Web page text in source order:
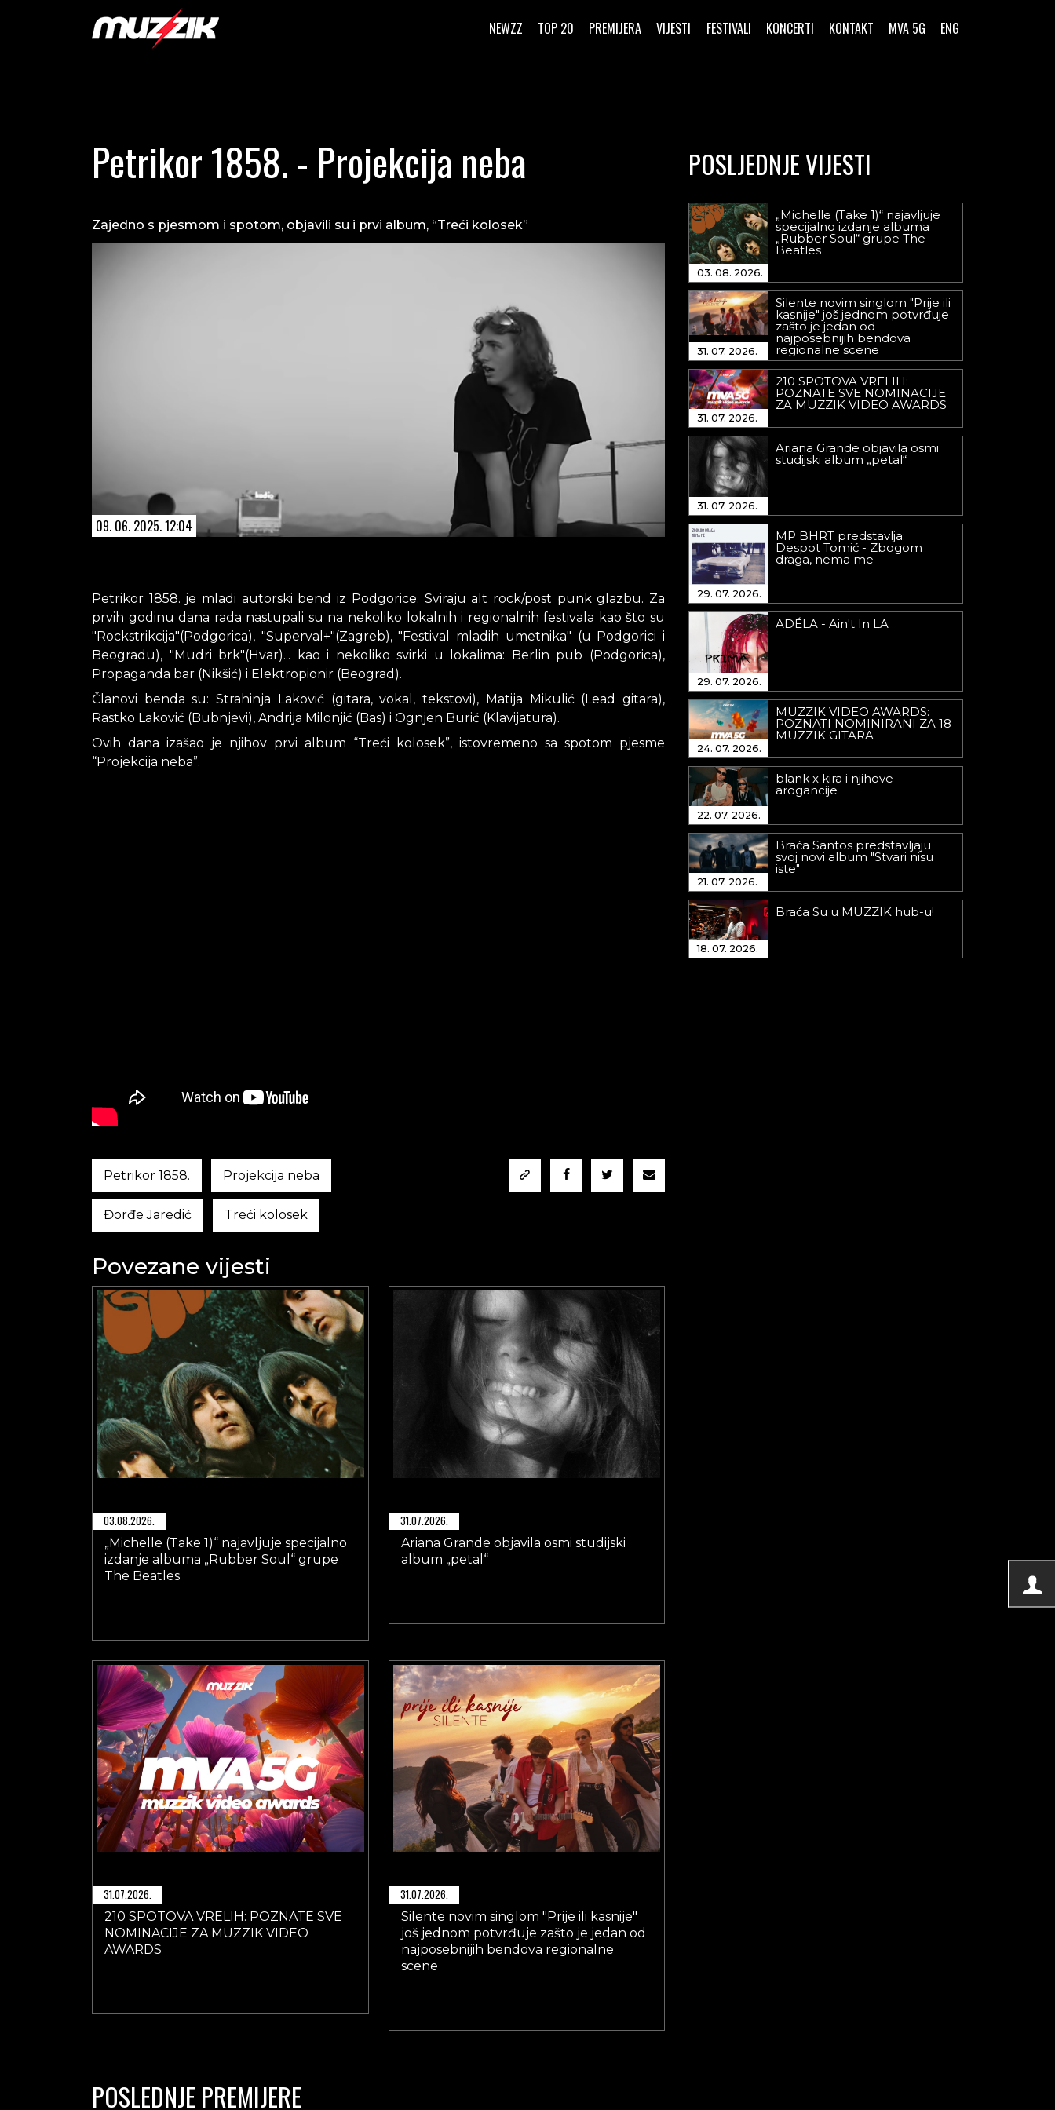
NEWZZ TOP 20 PREMIJERA VIJESTI FESTIVALI KONCERTI KONTAKT MVA 5G ENG
Petrikor 1858. - Projekcija neba
Zajedno s pjesmom i spotom, objavili su i prvi album, “Treći kolosek”
09. 06. 2025. 12:04
Petrikor 1858. je mladi autorski bend iz Podgorice. Sviraju alt rock/post punk glazbu. Za
prvih godinu dana rada nastupali su na nekoliko lokalnih i regionalnih festivala kao što su
"Rockstrikcija"(Podgorica), "Superval+"(Zagreb), "Festival mladih umetnika" (u Podgorici i
Beogradu), "Mudri brk"(Hvar)... kao i nekoliko svirki u lokalima: Berlin pub (Podgorica),
Propaganda bar (Nikšić) i Elektropionir (Beograd).
Članovi benda su: Strahinja Laković (gitara, vokal, tekstovi), Matija Mikulić (Lead gitara),
Rastko Laković (Bubnjevi), Andrija Milonjić (Bas) i Ognjen Burić (Klavijatura).
Ovih dana izašao je njihov prvi album “Treći kolosek”, istovremeno sa spotom pjesme
“Projekcija neba”.
Petrikor 1858. Projekcija neba
Đorđe Jaredić Treći kolosek
Povezane vijesti
03.08.2026.
„Michelle (Take 1)“ najavljuje specijalno
izdanje albuma „Rubber Soul“ grupe
The Beatles
31.07.2026.
Ariana Grande objavila osmi studijski
album „petal“
31.07.2026.
210 SPOTOVA VRELIH: POZNATE SVE
NOMINACIJE ZA MUZZIK VIDEO
AWARDS
31.07.2026.
Silente novim singlom "Prije ili kasnije"
još jednom potvrđuje zašto je jedan od
najposebnijih bendova regionalne
scene
POSLJEDNJE VIJESTI
03. 08. 2026.
„Michelle (Take 1)“ najavljuje
specijalno izdanje albuma
„Rubber Soul“ grupe The
Beatles
31. 07. 2026.
Silente novim singlom "Prije ili
kasnije" još jednom potvrđuje
zašto je jedan od
najposebnijih bendova
regionalne scene
31. 07. 2026.
210 SPOTOVA VRELIH:
POZNATE SVE NOMINACIJE
ZA MUZZIK VIDEO AWARDS
31. 07. 2026.
Ariana Grande objavila osmi
studijski album „petal“
29. 07. 2026.
MP BHRT predstavlja:
Despot Tomić - Zbogom
draga, nema me
29. 07. 2026.
ADÉLA - Ain't In LA
24. 07. 2026.
MUZZIK VIDEO AWARDS:
POZNATI NOMINIRANI ZA 18
MUZZIK GITARA
22. 07. 2026.
blank x kira i njihove
arogancije
21. 07. 2026.
Braća Santos predstavljaju
svoj novi album "Stvari nisu
iste"
18. 07. 2026.
Braća Su u MUZZIK hub-u!
POSLEDNJE PREMIJERE